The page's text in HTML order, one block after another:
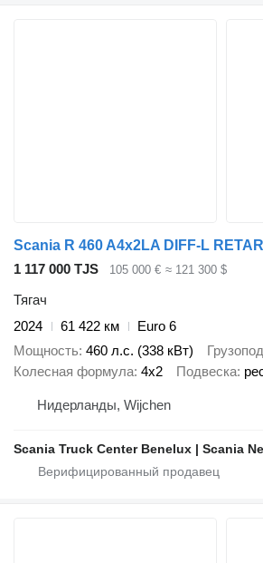
1 117 000 TJS 105 000 € ≈ 121 300 $
Тягач
2024
61 422 км
Euro 6
Мощность 460 л.с. (338 кВт)
Колесная формула 4x2 Подвеска
Нидерланды, Wijchen
Scania Truck Center Benelux | Scania